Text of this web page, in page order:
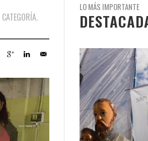
LO MÁS IMPORTANTE